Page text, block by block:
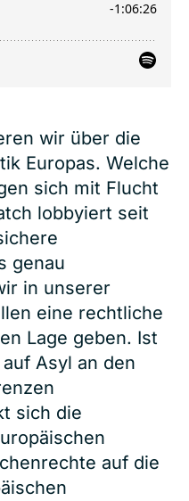
wir über die
Europas. Welche
sich mit Flucht
lobbyiert seit
genau
in unserer
eine rechtliche
Lage geben. Ist
Asyl an den
sich die
auf die